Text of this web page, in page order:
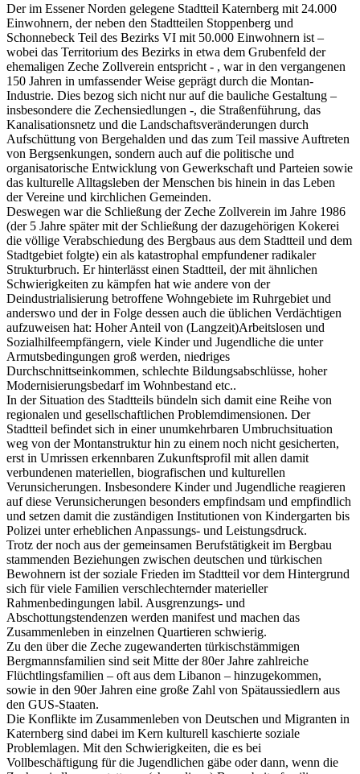
Der im Essener Norden gelegene Stadtteil Katernberg mit 24.000
Einwohnern, der neben den Stadtteilen Stoppenberg und
Schonnebeck Teil des Bezirks VI mit 50.000 Einwohnern ist –
wobei das Territorium des Bezirks in etwa dem Grubenfeld der
ehemaligen Zeche Zollverein entspricht - , war in den vergangenen
150 Jahren in umfassender Weise geprägt durch die Montan-
Industrie. Dies bezog sich nicht nur auf die bauliche Gestaltung –
insbesondere die Zechensiedlungen -, die Straßenführung, das
Kanalisationsnetz und die Landschaftsveränderungen durch
Aufschüttung von Bergehalden und das zum Teil massive Auftreten
von Bergsenkungen, sondern auch auf die politische und
organisatorische Entwicklung von Gewerkschaft und Parteien sowie
das kulturelle Alltagsleben der Menschen bis hinein in das Leben
der Vereine und kirchlichen Gemeinden.
Deswegen war die Schließung der Zeche Zollverein im Jahre 1986
(der 5 Jahre später mit der Schließung der dazugehörigen Kokerei
die völlige Verabschiedung des Bergbaus aus dem Stadtteil und dem
Stadtgebiet folgte) ein als katastrophal empfundener radikaler
Strukturbruch. Er hinterlässt einen Stadtteil, der mit ähnlichen
Schwierigkeiten zu kämpfen hat wie andere von der
Deindustrialisierung betroffene Wohngebiete im Ruhrgebiet und
anderswo und der in Folge dessen auch die üblichen Verdächtigen
aufzuweisen hat: Hoher Anteil von (Langzeit)Arbeitslosen und
Sozialhilfeempfängern, viele Kinder und Jugendliche die unter
Armutsbedingungen groß werden, niedriges
Durchschnittseinkommen, schlechte Bildungsabschlüsse, hoher
Modernisierungsbedarf im Wohnbestand etc..
In der Situation des Stadtteils bündeln sich damit eine Reihe von
regionalen und gesellschaftlichen Problemdimensionen. Der
Stadtteil befindet sich in einer unumkehrbaren Umbruchsituation
weg von der Montanstruktur hin zu einem noch nicht gesicherten,
erst in Umrissen erkennbaren Zukunftsprofil mit allen damit
verbundenen materiellen, biografischen und kulturellen
Verunsicherungen. Insbesondere Kinder und Jugendliche reagieren
auf diese Verunsicherungen besonders empfindsam und empfindlich
und setzen damit die zuständigen Institutionen von Kindergarten bis
Polizei unter erheblichen Anpassungs- und Leistungsdruck.
Trotz der noch aus der gemeinsamen Berufstätigkeit im Bergbau
stammenden Beziehungen zwischen deutschen und türkischen
Bewohnern ist der soziale Frieden im Stadtteil vor dem Hintergrund
sich für viele Familien verschlechternder materieller
Rahmenbedingungen labil. Ausgrenzungs- und
Abschottungstendenzen werden manifest und machen das
Zusammenleben in einzelnen Quartieren schwierig.
Zu den über die Zeche zugewanderten türkischstämmigen
Bergmannsfamilien sind seit Mitte der 80er Jahre zahlreiche
Flüchtlingsfamilien – oft aus dem Libanon – hinzugekommen,
sowie in den 90er Jahren eine große Zahl von Spätaussiedlern aus
den GUS-Staaten.
Die Konflikte im Zusammenleben von Deutschen und Migranten in
Katernberg sind dabei im Kern kulturell kaschierte soziale
Problemlagen. Mit den Schwierigkeiten, die es bei
Vollbeschäftigung für die Jugendlichen gäbe oder dann, wenn die